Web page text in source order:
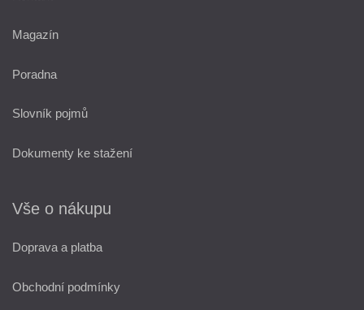
Magazín
Poradna
Slovník pojmů
Dokumenty ke stažení
Vše o nákupu
Doprava a platba
Obchodní podmínky